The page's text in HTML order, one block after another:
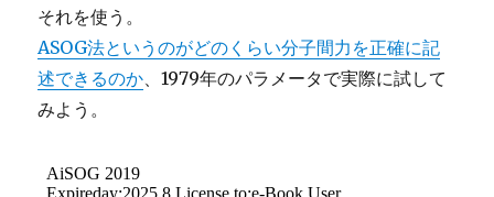
それを使う。
ASOG法というのがどのくらい分子間力を正確に記
述できるのか、1979年のパラメータで実際に試して
みよう。